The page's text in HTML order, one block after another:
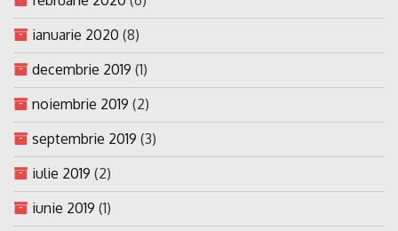
ianuarie 2020 (8)
decembrie 2019 (1)
noiembrie 2019 (2)
septembrie 2019 (3)
iulie 2019 (2)
iunie 2019 (1)